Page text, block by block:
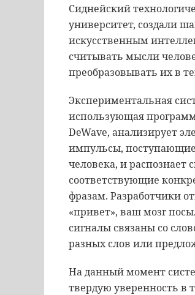
Сиднейский
университет, создали
искусственным
считывать мысли
преобразовывать их в
Экспериментальная
использующая
DeWave, анализирует
импульсы, поступающие
человека, и распознает
соответствующие
фразам. Разработчики
«привет», ваш мозг
сигналы связаны со
разных слов или
На данный момент
твердую уверенность в